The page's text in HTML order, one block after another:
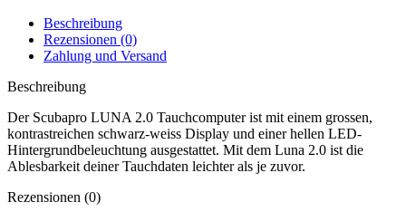
Beschreibung
Rezensionen (0)
Zahlung und Versand
Beschreibung
Der Scubapro LUNA 2.0 Tauchcomputer ist mit einem grossen,
kontrastreichen schwarz-weiss Display und einer hellen LED-
Hintergrundbeleuchtung ausgestattet. Mit dem Luna 2.0 ist die
Ablesbarkeit deiner Tauchdaten leichter als je zuvor.
Rezensionen (0)